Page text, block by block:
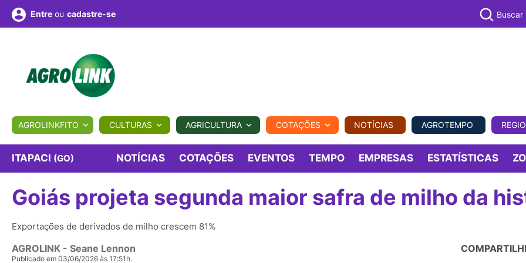
BIOLÓGICOS COTAÇÕES NOTÍCIAS AGROTEMPO REGIONAL COMERCIAL AGROVIAGENS
Conversor Colunistas Eventos
e
Vídeos
Entre ou cadastre-se Buscar
AGROLINKFITO CULTURAS AGRICULTURA COTAÇÕES NOTÍCIAS AGROTEMPO
ITAPACI (GO) NOTÍCIAS COTAÇÕES EVENTOS TEMPO EMPRESAS ESTATÍSTICAS
Goiás projeta segunda maior safra de milho da
Exportações de derivados de milho crescem 81%
AGROLINK - Seane Lennon
Publicado em 03/06/2026 às 17:51h.